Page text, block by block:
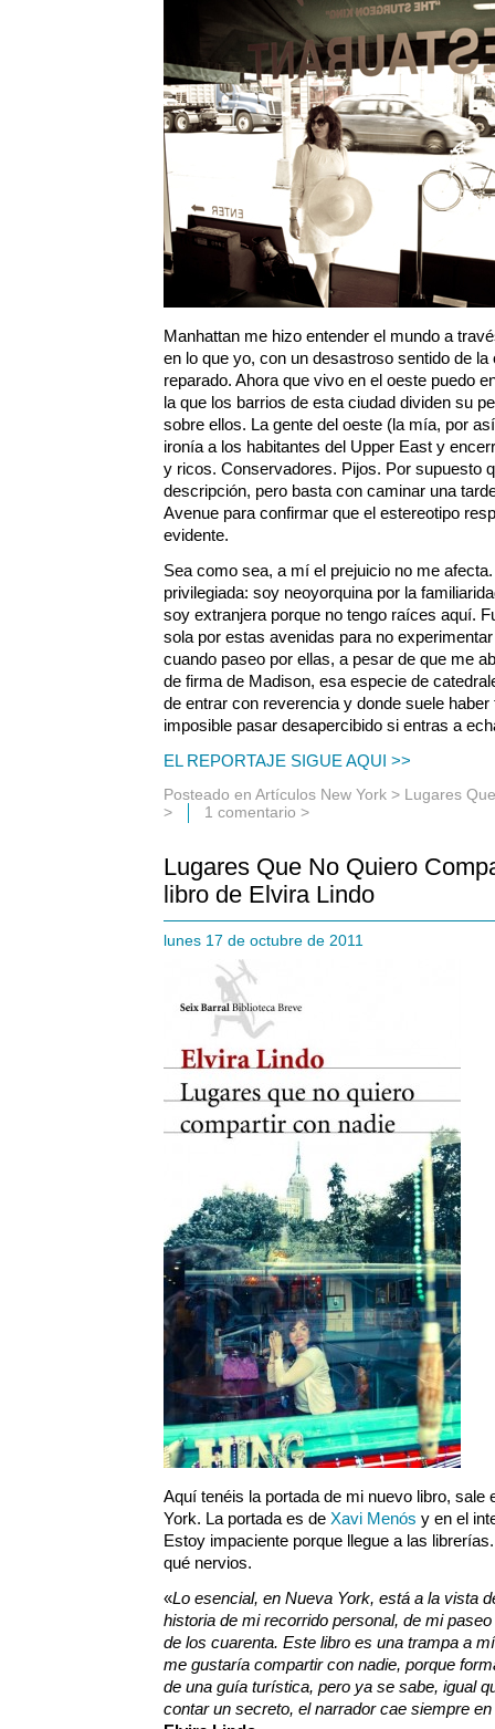
Manhattan me hizo entender el mundo a
en lo que yo, con un desastroso sentido de
reparado. Ahora que vivo en el oeste puedo
la que los barrios de esta ciudad dividen su
sobre ellos. La gente del oeste (la mía, por
ironía a los habitantes del Upper East y
y ricos. Conservadores. Pijos. Por supuesto
descripción, pero basta con caminar una
Avenue para confirmar que el estereotipo
evidente.
Sea como sea, a mí el prejuicio no me
privilegiada: soy neoyorquina por la
soy extranjera porque no tengo raíces aquí.
sola por estas avenidas para no
cuando paseo por ellas, a pesar de que me
de firma de Madison, esa especie de
de entrar con reverencia y donde suele
imposible pasar desapercibido si entras a
EL REPORTAJE SIGUE AQUI >>
Posteado en Artículos New York > Lugares
>
1 comentario >
Lugares Que No Quiero
libro de Elvira Lindo
lunes 17 de octubre de 2011
Aquí tenéis la portada de mi nuevo libro, sale
York. La portada es de Xavi Menós y en el
Estoy impaciente porque llegue a las
qué nervios.
«Lo esencial, en Nueva York, está a la vista
historia de mi recorrido personal, de mi
de los cuarenta. Este libro es una trampa a
me gustaría compartir con nadie, porque
de una guía turística, pero ya se sabe, igual
contar un secreto, el narrador cae siempre